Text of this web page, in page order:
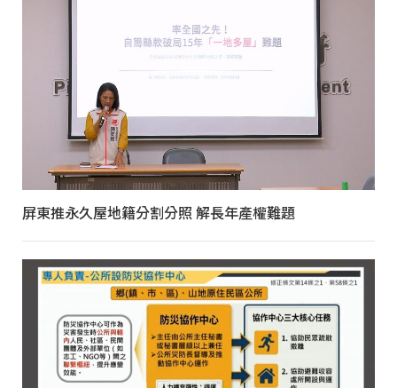
屏東推永久屋地籍分割分照 解長年產權難題